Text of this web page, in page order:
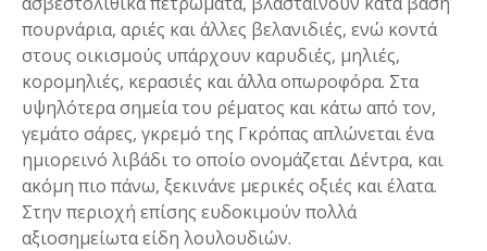
πουρνάρια, αριές και άλλες βελανιδιές, ενώ κοντά
στους οικισμούς υπάρχουν καρυδιές, μηλιές,
κορομηλιές, κερασιές και άλλα οπωροφόρα. Στα
υψηλότερα σημεία του ρέματος και κάτω από τον,
γεμάτο σάρες, γκρεμό της Γκρόπας απλώνεται ένα
ημιορεινό λιβάδι το οποίο ονομάζεται Δέντρα, και
ακόμη πιο πάνω, ξεκινάνε μερικές οξιές και έλατα.
Στην περιοχή επίσης ευδοκιμούν πολλά
αξιοσημείωτα είδη λουλουδιών.